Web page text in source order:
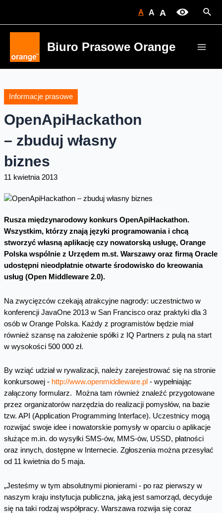
A A A
Biuro Prasowe Orange
Informacje prasowe
OpenApiHackathon
– zbuduj własny
biznes
11 kwietnia 2013
Rusza międzynarodowy konkurs OpenApiHackathon.
Wszystkim, którzy znają języki programowania i chcą
stworzyć własną aplikację czy nowatorską usługę, Orange
Polska wspólnie z Urzędem m.st. Warszawy oraz firmą Oracle
udostępni nieodpłatnie otwarte środowisko do kreowania
usług (Open Middleware 2.0).
Na zwycięzców czekają atrakcyjne nagrody: uczestnictwo w
konferencji JavaOne 2013 w San Francisco oraz praktyki dla 3
osób w Orange Polska. Każdy z programistów będzie miał
również szansę na założenie spółki z IQ Partners z pulą na start
w wysokości 500 000 zł.
By wziąć udział w rywalizacji, należy zarejestrować się na stronie
konkursowej - http://www.openmiddleware.pl - wypełniając
załączony formularz. Można tam również znaleźć przygotowane
przez organizatorów narzędzia do realizacji pomysłów, na bazie
tzw. API (Application Programming Interface). Uczestnicy mogą
rozwijać swoje idee i nowatorskie pomysły w oparciu o aplikacje
służące m.in. do wysyłki SMS-ów, MMS-ów, USSD, płatności
oraz innych, dostępne w Internecie. Zgłoszenia można przesyłać
od 11 kwietnia do 5 maja.
„Jesteśmy w tym absolutnymi pionierami - po raz pierwszy w
naszym kraju instytucja publiczna, jaką jest samorząd, decyduje
się na taki rodzaj współpracy. Warszawa rozwija się coraz